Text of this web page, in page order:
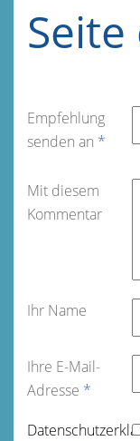
Empfehlung
senden an *
Mit diesem
Kommentar
Ihr Name
Ihre E-Mail-
Adresse *